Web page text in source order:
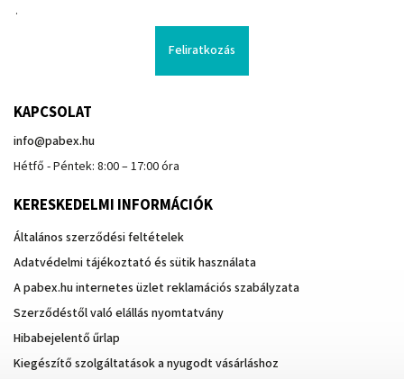
.
Feliratkozás
KAPCSOLAT
info@pabex.hu
Hétfő - Péntek: 8:00 – 17:00 óra
KERESKEDELMI INFORMÁCIÓK
Általános szerződési feltételek
Adatvédelmi tájékoztató és sütik használata
A pabex.hu internetes üzlet reklamációs szabályzata
Szerződéstől való elállás nyomtatvány
Hibabejelentő űrlap
Kiegészítő szolgáltatások a nyugodt vásárláshoz